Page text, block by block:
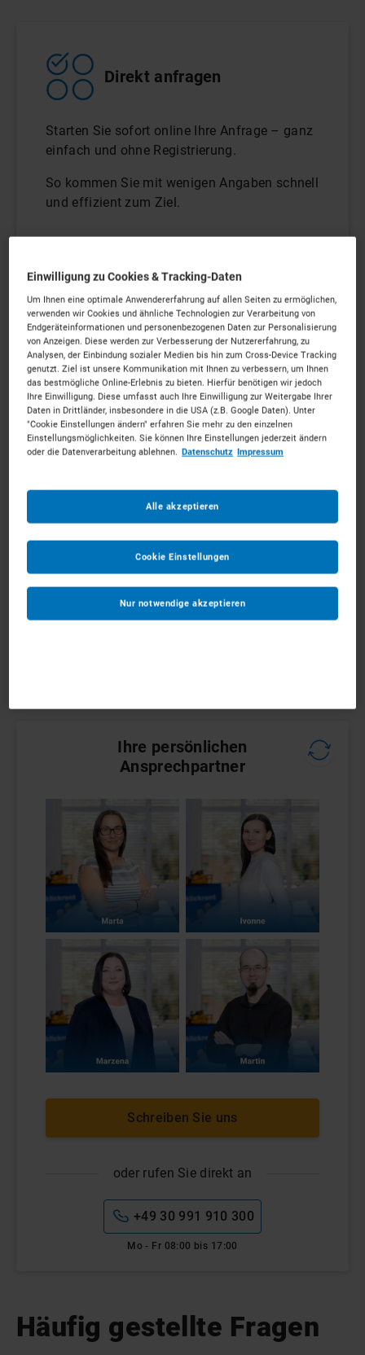
Direkt anfragen
Starten Sie sofort online Ihre Anfrage – ganz
einfach und ohne Registrierung.
So kommen Sie mit wenigen Angaben schnell
und effizient zum Ziel.
Verfügbarkeit
Wir greifen auf ein umfassendes Netzwerk
von Vermietern und starken Partnern zurück.
So können wir Ihnen garantiert die beste
Lösung bereitstellen.
uns das beste Angebot.
Bis zur Rechnungsstellung erhalten Sie bei
klickrent alles aus einer Hand. Dabei steht
Ihnen jederzeit ein persönlicher
Häufig gestellte Fragen
Ihre persönlichen
Ansprechpartner
Schreiben Sie uns
oder rufen Sie direkt an
+49 30 991 910 300
Mo - Fr 08:00 bis 17:00
Einwilligung zu Cookies & Tracking-Daten
Um Ihnen eine optimale Anwendererfahrung auf allen Seiten zu ermöglichen,
verwenden wir Cookies und ähnliche Technologien zur Verarbeitung von
Endgeräteinformationen und personenbezogenen Daten zur Personalisierung
von Anzeigen. Diese werden zur Verbesserung der Nutzererfahrung, zu
Analysen, der Einbindung sozialer Medien bis hin zum Cross-Device Tracking
genutzt. Ziel ist unsere Kommunikation mit Ihnen zu verbessern, um Ihnen
das bestmögliche Online-Erlebnis zu bieten. Hierfür benötigen wir jedoch
Ihre Einwilligung. Diese umfasst auch Ihre Einwilligung zur Weitergabe Ihrer
Daten in Drittländer, insbesondere in die USA (z.B. Google Daten). Unter
"Cookie Einstellungen ändern" erfahren Sie mehr zu den einzelnen
Einstellungsmöglichkeiten. Sie können Ihre Einstellungen jederzeit ändern
oder die Datenverarbeitung ablehnen. Datenschutz Impressum
Nur notwendige akzeptieren
Alle akzeptieren
Cookie Einstellungen